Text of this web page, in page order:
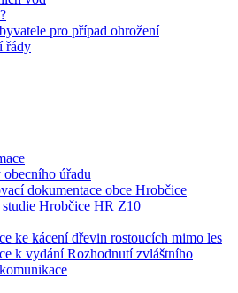
pro případ ohrožení
řády
úřadu
dokumentace obce Hrobčice
Hrobčice HR Z10
ke kácení dřevin rostoucích mimo les
k vydání Rozhodnutí zvláštního